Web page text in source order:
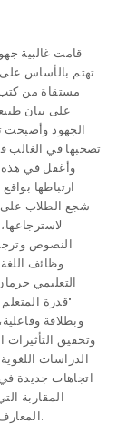
قامت غالبية
تهتم بالأساس
مستقاة من
على بيان
الجهود وأصبحت
تصحبها في الغالب
وأغفل في هذه
ارتباطها
شجع الطلاب على
النصوص
وظائف اللغة
التعليمي
"قدرة
وبطلاقة
وتحقيق
الدراسات
اتجاهات جديدة في
المقاربة
المعارف والقدرات واالمواقف الحياتية والمهارات المختلفة.